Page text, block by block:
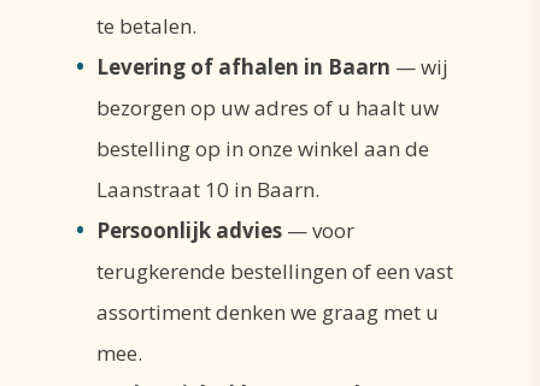
te betalen.
Levering of afhalen in Baarn — wij
bezorgen op uw adres of u haalt uw
bestelling op in onze winkel aan de
Laanstraat 10 in Baarn.
Persoonlijk advies — voor
terugkerende bestellingen of een vast
assortiment denken we graag met u
mee.